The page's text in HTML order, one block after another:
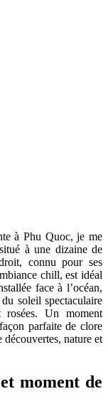
à Phu Quoc, je me
à une dizaine de
connu pour ses
chill, est idéal
face à l’océan,
soleil spectaculaire
Un moment
parfaite de clore
découvertes, nature et
moment de